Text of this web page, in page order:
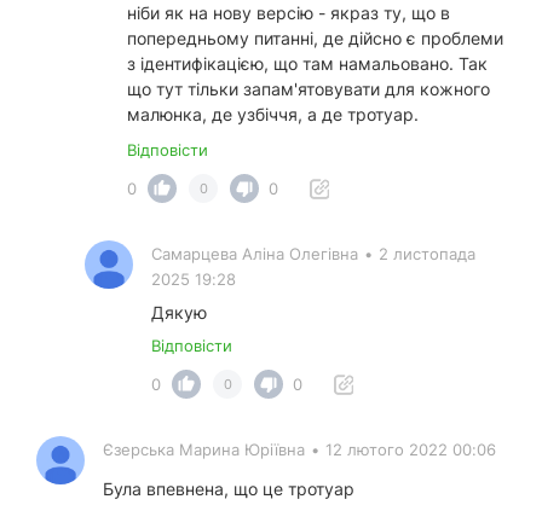
ніби як на нову версію - якраз ту, що в
попередньому питанні, де дійсно є проблеми
з ідентифікацією, що там намальовано. Так
що тут тільки запам'ятовувати для кожного
малюнка, де узбіччя, а де тротуар.
Відповісти
0
0 0
Самарцева Аліна Олегівна • 2 листопада
2025 19:28
Дякую
Відповісти
0
0 0
Єзерська Марина Юріївна • 12 лютого 2022 00:06
Була впевнена, що це тротуар